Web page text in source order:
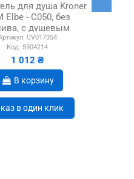
для душа Kroner
Elbe - C050, без
с душевым
набором
CV017354
Код: 5904214
1 012 ₴
В корзину
в один клик